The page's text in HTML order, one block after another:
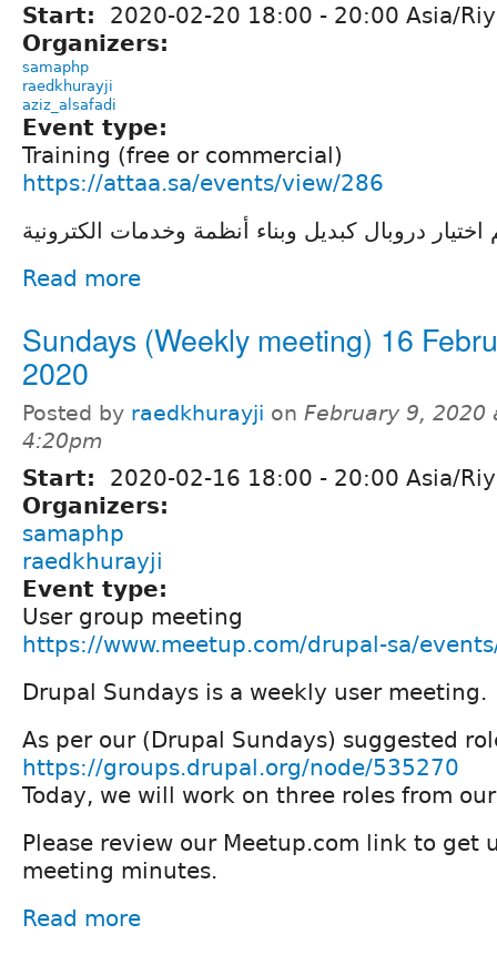
Start: 2020-02-20 18:00 - 20:00 Asia/
Organizers:
samaphp
raedkhurayji
aziz_alsafadi
Event type:
Training (free or commercial)
https://attaa.sa/events/view/286
دروبال كبديل وبناء أنظمة وخدمات الكترونية
Read more
Sundays (Weekly meeting) 16
2020
Posted by raedkhurayji on February 9, 2020
4:20pm
Start: 2020-02-16 18:00 - 20:00 Asia/
Organizers:
samaphp
raedkhurayji
Event type:
User group meeting
https://www.meetup.com/drupal-sa/
Drupal Sundays is a weekly user meeting.
As per our (Drupal Sundays) suggested
https://groups.drupal.org/node/535270
Today, we will work on three roles from
Please review our Meetup.com link to get
meeting minutes.
Read more